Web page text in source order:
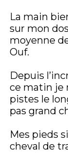
La main
sur mon
moyenne
Ouf.
Depuis
ce matin je
pistes le
pas grand
Mes pieds
cheval de